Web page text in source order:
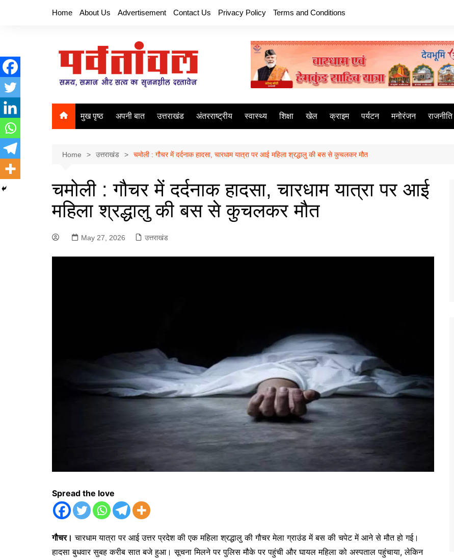
Home About Us Advertisement Contact Us Privacy Policy Terms and Conditions
मुख पृष्ठ अपनी बात उत्तराखंड अंतरराष्ट्रीय स्वास्थ्य शिक्षा खेल क्राइम पर्यटन मनोरंजन राजनीति
Home उत्तराखंड चमोली : गौचर में दर्दनाक हादसा, चारधाम यात्रा पर आई महिला श्रद्धालु की बस से कुचलकर मौत
चमोली : गौचर में दर्दनाक हादसा, चारधाम यात्रा पर आई
महिला श्रद्धालु की बस से कुचलकर मौत
May 27, 2026 उत्तराखंड
Spread the love
गौचर। चारधाम यात्रा पर आई उत्तर प्रदेश की एक महिला श्रद्धालु की गौचर मेला ग्राउंड में बस की चपेट में आने से मौत हो गई।
हादसा बुधवार सुबह करीब सात बजे हुआ। सूचना मिलने पर पुलिस मौके पर पहुंची और घायल महिला को अस्पताल पहुंचाया, लेकिन